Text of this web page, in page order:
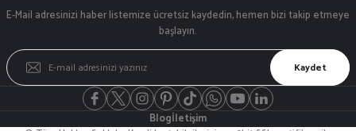
E-Mail adresinizi haber listemize ücretsiz kaydedin, hemen bizi takip etmeye
başlayın.
Kaydet
Blogİletişim